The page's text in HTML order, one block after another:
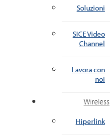
Soluzioni
SICE Video
Channel
Lavora con
noi
Wireless
Hiperlink